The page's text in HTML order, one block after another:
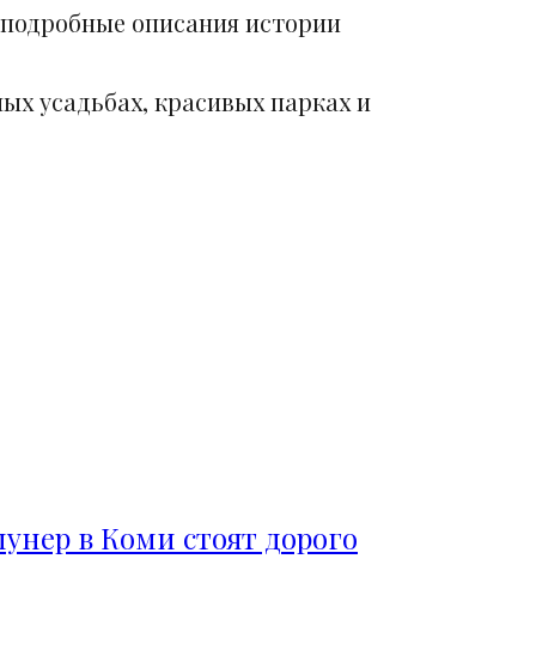
описания истории
усадьбах, красивых парках и
в Коми стоят дорого